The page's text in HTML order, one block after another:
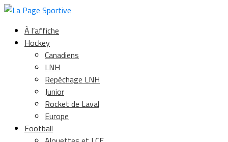
À l’affiche
Hockey
Canadiens
LNH
Repêchage LNH
Junior
Rocket de Laval
Europe
Football